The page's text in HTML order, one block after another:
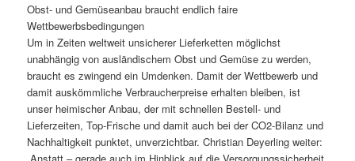
Obst- und Gemüseanbau braucht endlich faire
Wettbewerbsbedingungen
Um in Zeiten weltweit unsicherer Lieferketten möglichst
unabhängig von ausländischem Obst und Gemüse zu werden,
braucht es zwingend ein Umdenken. Damit der Wettbewerb und
damit auskömmliche Verbraucherpreise erhalten bleiben, ist
unser heimischer Anbau, der mit schnellen Bestell- und
Lieferzeiten, Top-Frische und damit auch bei der CO2-Bilanz und
Nachhaltigkeit punktet, unverzichtbar. Christian Deyerling weiter: